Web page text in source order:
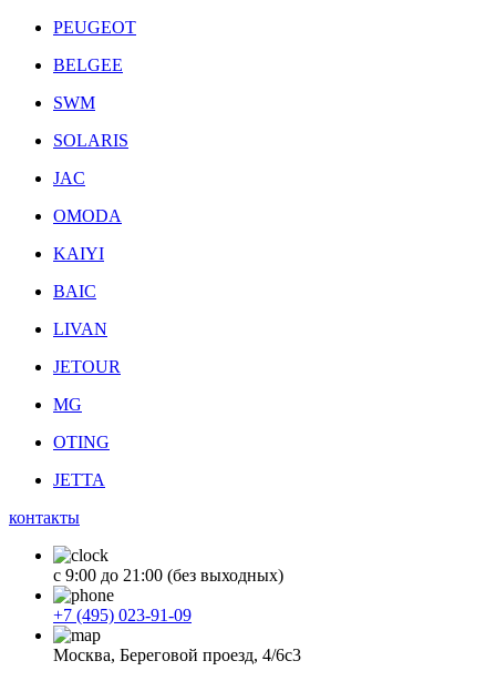
PEUGEOT
BELGEE
SWM
SOLARIS
JAC
OMODA
KAIYI
BAIC
LIVAN
JETOUR
MG
OTING
JETTA
контакты
с 9:00 до 21:00 (без выходных)
+7 (495) 023-91-09
Москва, Береговой проезд, 4/6с3